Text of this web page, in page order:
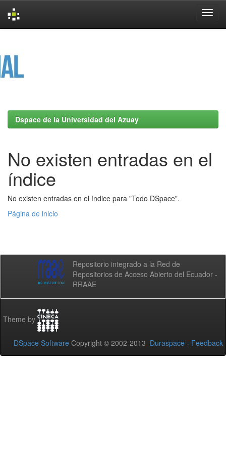
Dspace de la Universidad del Azuay
No existen entradas en el
índice
No existen entradas en el índice para "Todo DSpace".
Página de inicio
Repositorio integrado a la Red de
Repositorios de Acceso Abierto del Ecuador -
RRAAE
Theme by
DSpace Software Copyright © 2002-2013 Duraspace - Feedback